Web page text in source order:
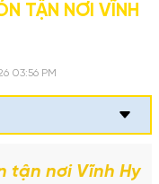
TẬN NƠI VĨNH
03:56 PM
tận nơi Vĩnh Hy